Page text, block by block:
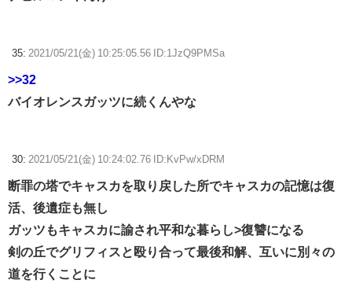
35: 2021/05/21(金) 10:25:05.56 ID:1JzQ9PMSa
>>32
バイオレンスガッツに続くんやな
30: 2021/05/21(金) 10:24:02.76 ID:KvPw/xDRM
断罪の塔でキャスカを取り戻した所でキャスカの記憶は復
活、後遺症も無し
ガッツもキャスカに諭され平和な暮らし>復讐になる
剣の丘でグリフィスと殴り合って最後和解、互いに別々の
道を行くことに